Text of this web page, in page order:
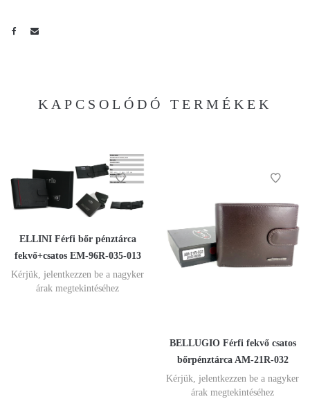
KAPCSOLÓDÓ TERMÉKEK
ELLINI Férfi bőr pénztárca
fekvő+csatos EM-96R-035-013
Kérjük, jelentkezzen be a nagyker
árak megtekintéséhez
BELLUGIO Férfi fekvő csatos
bőrpénztárca AM-21R-032
Kérjük, jelentkezzen be a nagyker
árak megtekintéséhez